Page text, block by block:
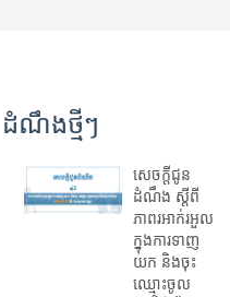
ដំណឹងថ្មីៗ
សេចក្តីជូន
ដំណឹង ស្តី​ពី
ភាព​រអាក់រអួល​
ក្នុងការ​ទាញ​
យក និង​ចុះ​
ឈ្មោះ​ចូល​